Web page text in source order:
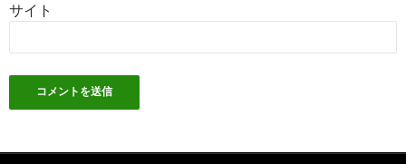
サイト